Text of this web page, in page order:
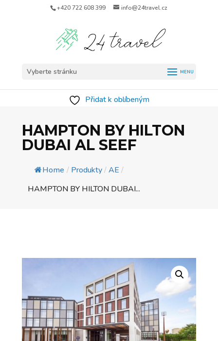
+420 722 608 399 info@24travel.cz
Vyberte stránku
Přidat k oblíbeným
HAMPTON BY HILTON
DUBAI AL SEEF
Home / Produkty/AE /
HAMPTON BY HILTON DUBAI...